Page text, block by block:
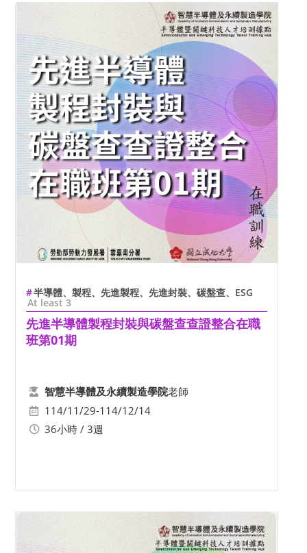
半導體、製程、先進製程、先進封裝、碳盤查、ESG
At least 3
先進半導體製程封裝與碳盤查查證整合在職
班第01期
智慧半導體及永續製造學院老師
114/11/29-114/12/14
36小時 / 3週